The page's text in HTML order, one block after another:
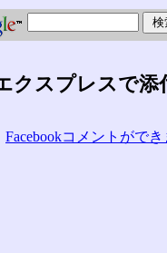
クスプレスで添
Facebookコメントができ